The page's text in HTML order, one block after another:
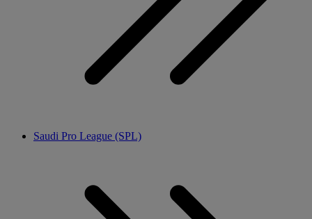
Saudi Pro League (SPL)